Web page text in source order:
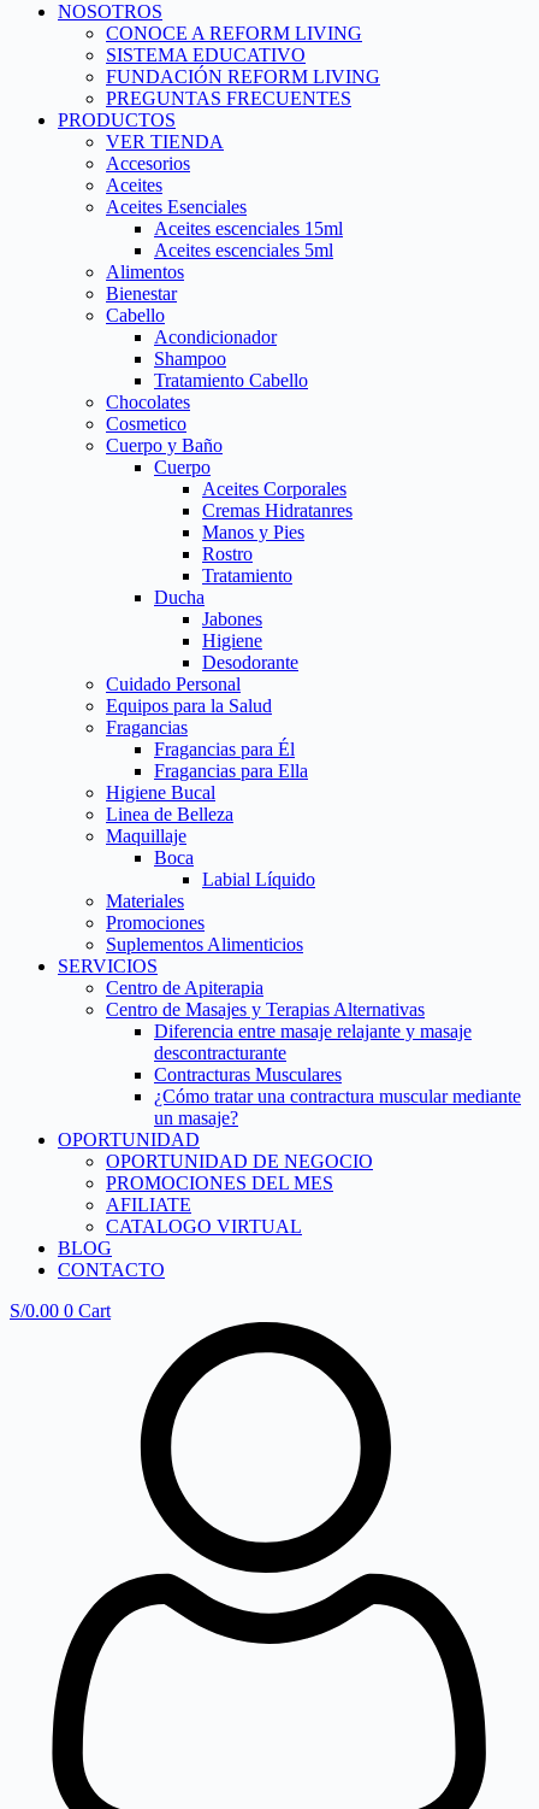
NOSOTROS
CONOCE A REFORM LIVING
SISTEMA EDUCATIVO
FUNDACIÓN REFORM LIVING
PREGUNTAS FRECUENTES
PRODUCTOS
VER TIENDA
Accesorios
Aceites
Aceites Esenciales
Aceites escenciales 15ml
Aceites escenciales 5ml
Alimentos
Bienestar
Cabello
Acondicionador
Shampoo
Tratamiento Cabello
Chocolates
Cosmetico
Cuerpo y Baño
Cuerpo
Aceites Corporales
Cremas Hidratanres
Manos y Pies
Rostro
Tratamiento
Ducha
Jabones
Higiene
Desodorante
Cuidado Personal
Equipos para la Salud
Fragancias
Fragancias para Él
Fragancias para Ella
Higiene Bucal
Linea de Belleza
Maquillaje
Boca
Labial Líquido
Materiales
Promociones
Suplementos Alimenticios
SERVICIOS
Centro de Apiterapia
Centro de Masajes y Terapias Alternativas
Diferencia entre masaje relajante y masaje
descontracturante
Contracturas Musculares
¿Cómo tratar una contractura muscular mediante
un masaje?
OPORTUNIDAD
OPORTUNIDAD DE NEGOCIO
PROMOCIONES DEL MES
AFILIATE
CATALOGO VIRTUAL
BLOG
CONTACTO
S/0.00 0 Cart